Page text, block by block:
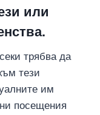
или
трябва да
тези
им
посещения